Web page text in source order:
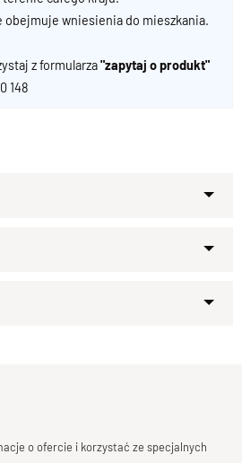
obejmuje wniesienia do mieszkania.
z formularza"zapytaj o produkt"
148
forma na
solidność i wyjątkowy
materac z wysokiej jakości
o ofercie i korzystać ze specjalnych